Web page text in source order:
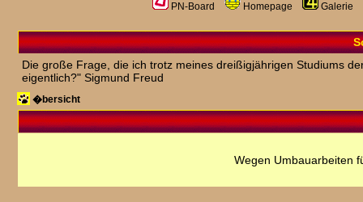
PN-Board Homepage Galerie
Die große Frage, die ich trotz meines dreißigjährigen Studiums
eigentlich?" Sigmund Freud
�bersicht
Wegen Umbauarbeiten